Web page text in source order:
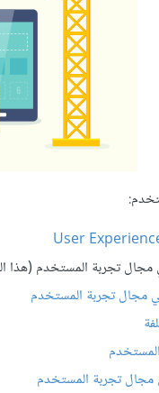
تجربة المستخدم (هذا
مجال تجربة المستخدم
تجربة المستخدم